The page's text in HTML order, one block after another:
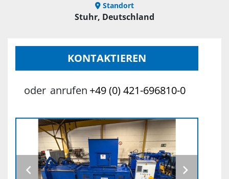
Standort
Stuhr, Deutschland
KONTAKTIEREN
oder anrufen +49 (0) 421-696810-0